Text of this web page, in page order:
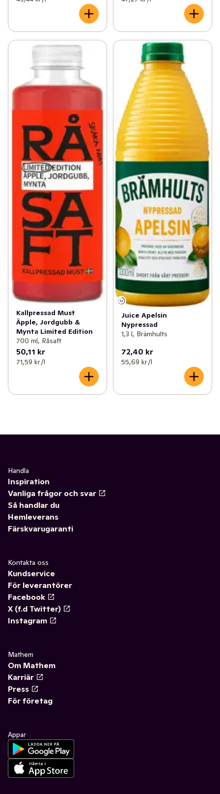
Kallpressad Must
Äpple, Jordgubb &
Mynta Limited Edition
700 ml, Råsaft
50,11 kr
71,59 kr /l
Juice Apelsin
Nypressad
1,3 l, Brämhults
72,40 kr
55,69 kr /l
Handla
Inspiration
Vanliga frågor och svar
Så handlar du
Hemleverans
Färskvarugaranti
Kontakta oss
Kundservice
För leverantörer
Facebook
X (f.d Twitter)
Instagram
Mathem
Om Mathem
Karriär
Press
För företag
Appar